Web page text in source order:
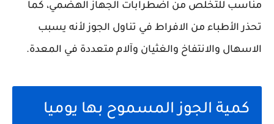
مناسب للتخلص من اضطرابات الجهاز الهضمي، كما
تحذر الأطباء من الافراط في تناول الجوز لأنه يسبب
الاسهال والانتفاخ والغثيان وآلام متعددة في المعدة.
كمية الجوز المسموح بها يوميا